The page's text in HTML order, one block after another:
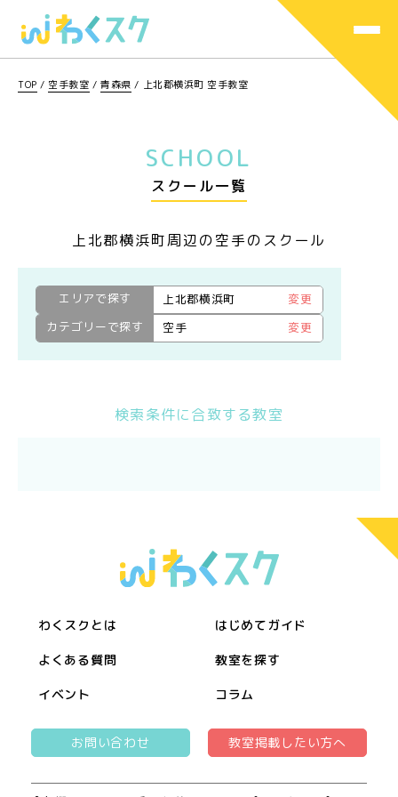
TOP / 空手教室 /青森県 / 上北郡横浜町 空手教室
SCHOOL
スクール一覧
上北郡横浜町周辺の空手のスクール
エリアで探す 上北郡横浜町
変更
カテゴリーで探す
空手 変更
検索条件に合致する教室
わくスクとは はじめてガイド
よくある質問 教室を探す
イベント コラム
お問い合わせ 教室掲載したい方へ